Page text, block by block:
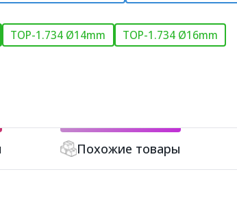
ТОР-1.734 Ø14mm ТОР-1.734 Ø16mm
Похожие товары